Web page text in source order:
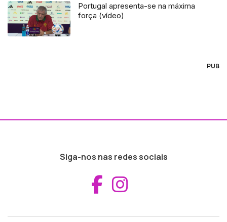
Portugal apresenta-se na máxima
força (vídeo)
PUB
Siga-nos nas redes sociais
Aceder ao